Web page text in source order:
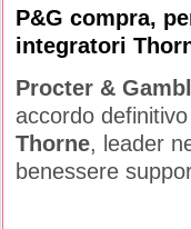
P&G compra,
integratori
Procter &
accordo
Thorne, leader
benessere